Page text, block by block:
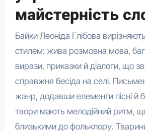
майстерність
Байки Леоніда Глібова
стилем: жива розмовна мова,
вирази, приказки й діалоги, що
справжня бесіда на селі.
жанр, додавши елементи пісні й
твори мають мелодійний ритм,
близькими до фольклору.